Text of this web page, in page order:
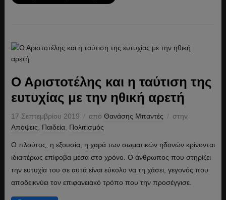
Ο Αριστοτέλης και η ταύτιση της
ευτυχίας με την ηθική αρετή
17 Σεπτεμβρίου 2019 από Θανάσης Μπαντές
στην
Απόψεις
Παιδεία, Πολιτισμός
Ο πλούτος, η εξουσία, η χαρά των σωματικών ηδονών κρίνονται
ιδιαιτέρως επίφοβα μέσα στο χρόνο. Ο άνθρωπος που στηρίζει
την ευτυχία του σε αυτά είναι εύκολο να τη χάσει, γεγονός που
αποδεικνύει τον επιφανειακό τρόπο που την προσέγγισε.